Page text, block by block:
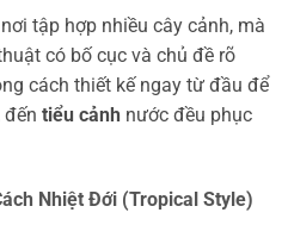
tập hợp nhiều cây cảnh, mà
có bố cục và chủ đề rõ
cách thiết kế ngay từ đầu để
đến tiểu cảnh nước đều phục
Nhiệt Đới (Tropical Style)